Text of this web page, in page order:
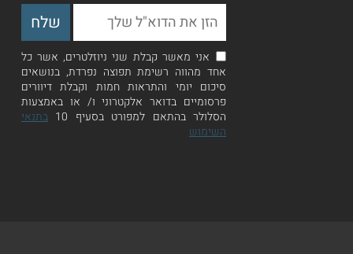
אני מאשר קבלת שני ניוזלטרים, אשר כל
אחד מהווה רשימת תפוצה נפרדת, בנושאים
סיכום יומי והתראות חמות וקבלת דיוורים
פרסומיים בדואר אלקטרוני ו/ או באמצעות
הסלולר בהתאם למפורט בסעיף 10
בתנאי
השימוש